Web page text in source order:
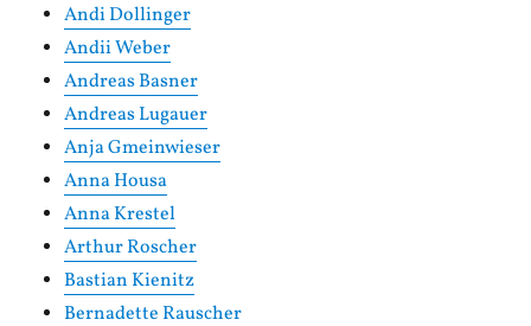
Andi Dollinger
Andii Weber
Andreas Basner
Andreas Lugauer
Anja Gmeinwieser
Anna Housa
Anna Krestel
Arthur Roscher
Bastian Kienitz
Bernadette Rauscher